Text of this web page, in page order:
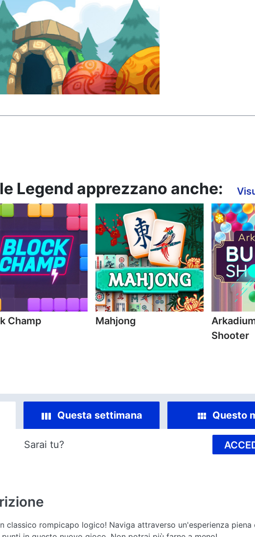
Legend apprezzano anche:
Champ Mahjong
Shooter
Questa settimana Questo
Sarai tu?
classico rompicapo logico! Naviga attraverso un'esperienza